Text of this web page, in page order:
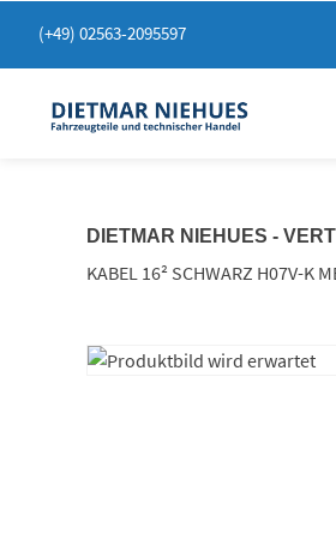
zum
(+49) 02563-2095597
DIETMAR NIEHUES -
KABEL 16² SCHWARZ H07V-K